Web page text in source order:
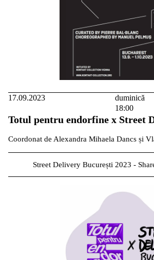
17.09.2023
duminică
18:00
Totul pentru endorfine x Street
Coordonat de Alexandra Mihaela Dancs și
Street Delivery București 2023 -